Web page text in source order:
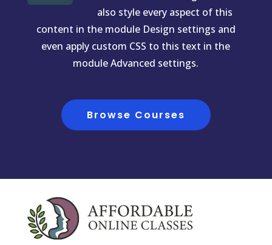
also style every aspect of this
content in the module Design settings and
even apply custom CSS to this text in the
module Advanced settings.
Browse Courses